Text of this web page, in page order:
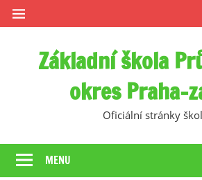
Skip
to
Základní škola
okres Praha-
Oficiální stránky
MENU